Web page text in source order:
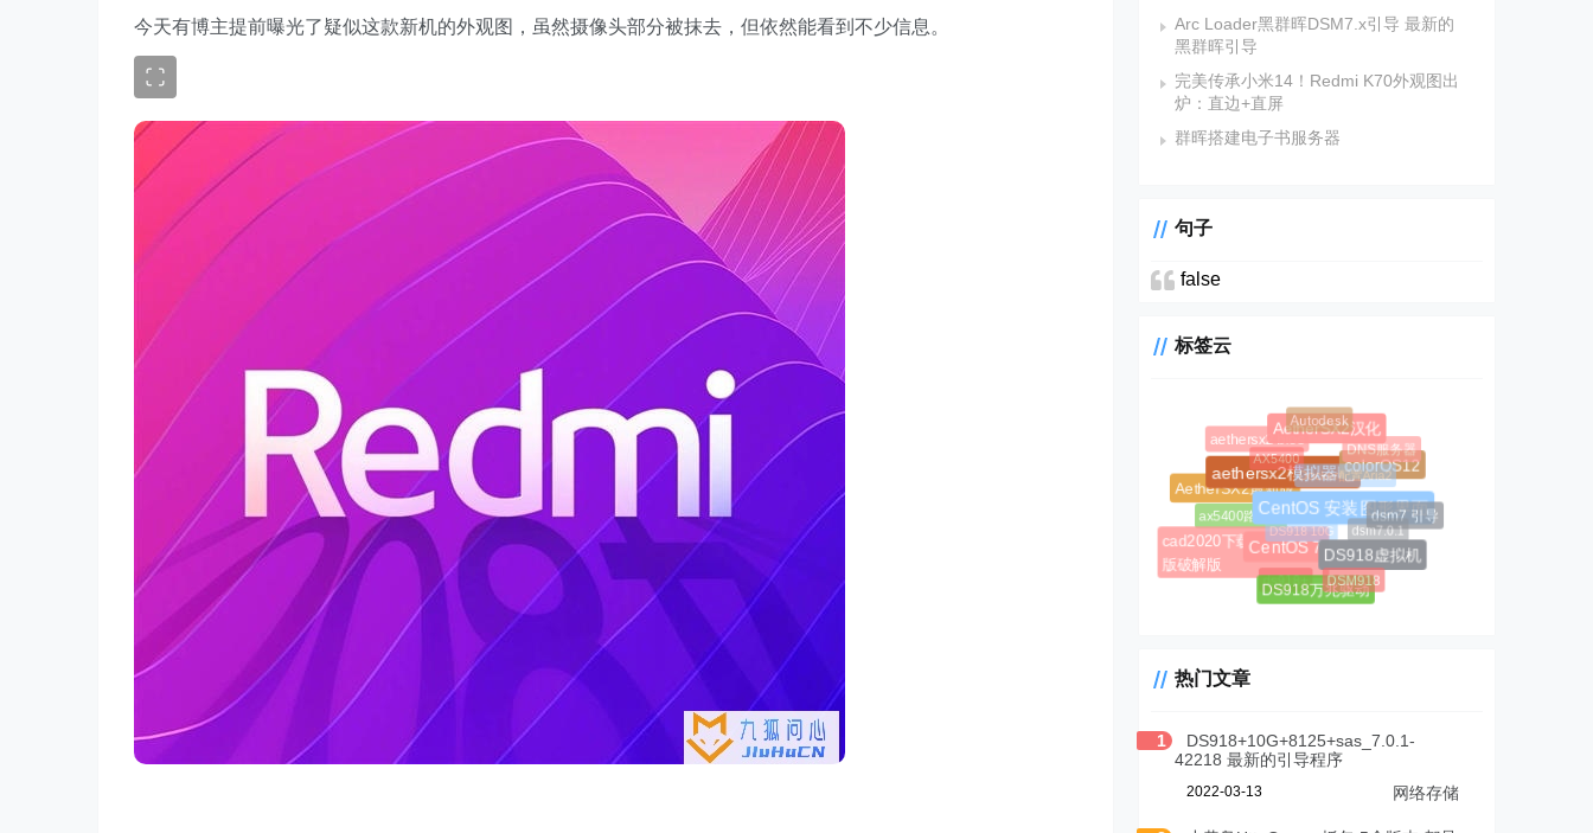
今天有博主提前曝光了疑似这款新机的外观图，虽然摄像头部分被抹去，但依然能看到不少信息。
Arc Loader黑群晖DSM7.x引导 最新的
黑群晖引导
完美传承小米14！Redmi K70外观图出
炉：直边+直屏
群晖搭建电子书服务器
句子
false
标签云
aethersx2 bios
AetherSX2最新版
aethersx2模拟器吧
AetherSX2汉化
Autodesk
AX5400
ax5400路由器
cad2020下载免费中文
版破解版 CentOS 7
CentOS 安装图形界面
colorOS12
DNS服务器
Docker配置Aria2
DS918 10G
ds918+
DS918万兆驱动
DS918虚拟机
dsm7 引导
dsm7.0.1
DSM918
热门文章
1
DS918+10G+8125+sas_7.0.1-
42218 最新的引导程序
2022-03-13 网络存储